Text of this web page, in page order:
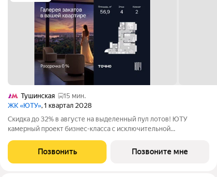
Тушинская
15 мин.
ЖК «ЮТУ», 1 квартал 2028
Скидка до 32% в августе на выделенный пул лотов! ЮТУ
камерный проект бизнес-класса с исключительной
благоустроенной набережной канала имени Москвы. Проект
создает идеальный баланс жизни в
Позвонить Позвоните мне